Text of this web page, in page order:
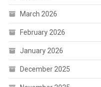
March 2026
February 2026
January 2026
December 2025